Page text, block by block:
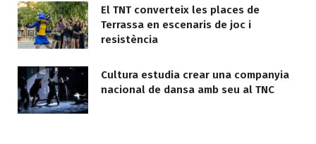
El TNT converteix les places de
Terrassa en escenaris de joc i
resistència
Cultura estudia crear una companyia
nacional de dansa amb seu al TNC